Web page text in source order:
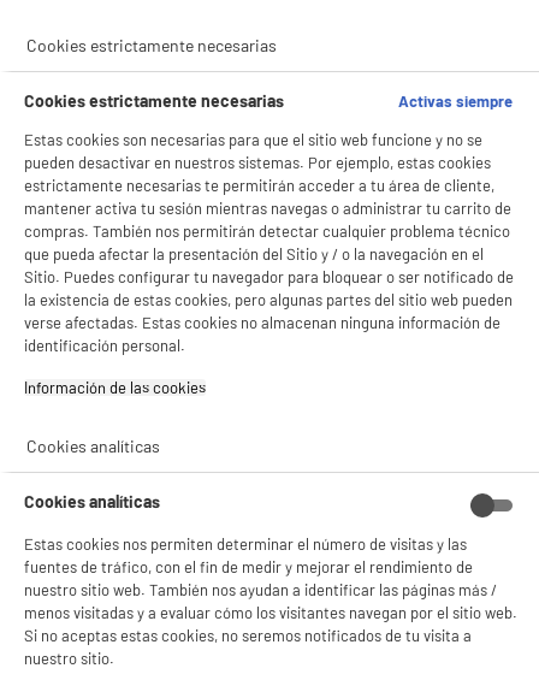
productItem_availability_txt-
current-store
LEGANÉS, MADRID
productItem__availability-
change-btn
product_list_sticky_button_Filter
NO SOLO TENEMOS LOS MEJORES PRECIOS
101.669 opiniones
autentificadas por
PAGO SEGURO GARANTÍAS
Gestionar cookies
Cookies estrictamente necesarias
Cookies estrictamente necesarias
Activas siempre
Estas cookies son necesarias para que el sitio web funcione y no se
pueden desactivar en nuestros sistemas. Por ejemplo, estas cookies
estrictamente necesarias te permitirán acceder a tu área de cliente,
mantener activa tu sesión mientras navegas o administrar tu carrito de
compras. También nos permitirán detectar cualquier problema técnico
que pueda afectar la presentación del Sitio y / o la navegación en el
Sitio. Puedes configurar tu navegador para bloquear o ser notificado de
la existencia de estas cookies, pero algunas partes del sitio web pueden
verse afectadas. Estas cookies no almacenan ninguna información de
identificación personal.
Información de las cookies‎
Cookies analíticas
Cookies analíticas
Estas cookies nos permiten determinar el número de visitas y las
fuentes de tráfico, con el fin de medir y mejorar el rendimiento de
nuestro sitio web. También nos ayudan a identificar las páginas más /
menos visitadas y a evaluar cómo los visitantes navegan por el sitio web.
Si no aceptas estas cookies, no seremos notificados de tu visita a
nuestro sitio.